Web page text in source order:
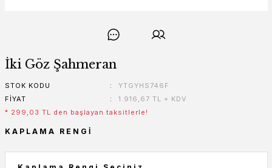
İki Göz Şahmeran
STOK KODU
YTGYHS746F
FIYAT
1.916,67 TL + KDV
* 299,03 TL den başlayan taksitlerle!
KAPLAMA RENGI